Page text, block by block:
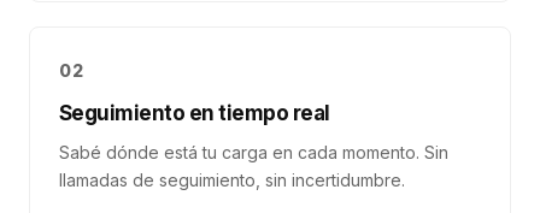
02
Seguimiento en tiempo real
Sabé dónde está tu carga en cada momento. Sin
llamadas de seguimiento, sin incertidumbre.